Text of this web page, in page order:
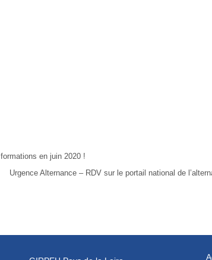
en juin 2020 !
Urgence Alternance – RDV sur le portail national de